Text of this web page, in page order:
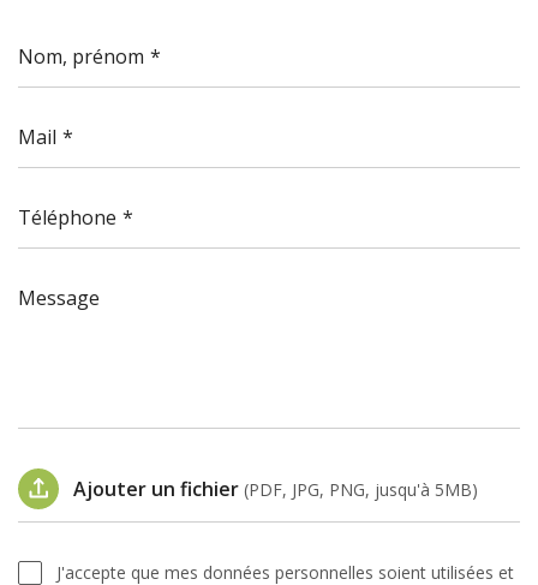
Nom, prénom
Mail
Téléphone
Message
Ajouter un fichier (PDF, JPG, PNG, jusqu'à 5MB)
J'accepte que mes données personnelles soient utilisées et